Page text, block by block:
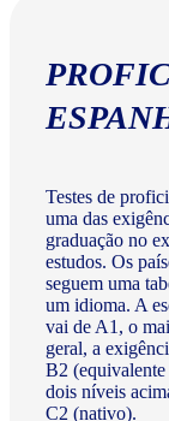
Testes de
uma das
graduação no
estudos. Os
seguem uma
um idioma. A
vai de A1, o
geral, a
B2
dois níveis
C2 (nativo).